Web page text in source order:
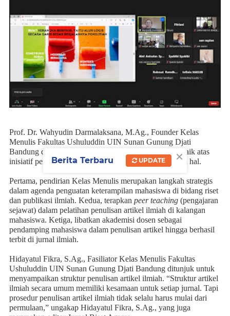
Prof. Dr. Wahyudin Darmalaksana, M.Ag., Founder Kelas
Menulis Fakultas Ushuluddin UIN Sunan Gunung Djati
Bandung diundang sebagai fasilitator. Ia menyambut baik atas
inisiatif pendirian Kelas Menulis dan mengarahkan tiga hal.
Pertama, pendirian Kelas Menulis merupakan langkah strategis
dalam agenda penguatan keterampilan mahasiswa di bidang riset
dan publikasi ilmiah. Kedua, terapkan peer teaching (pengajaran
sejawat) dalam pelatihan penulisan artikel ilmiah di kalangan
mahasiswa. Ketiga, libatkan akademisi dosen sebagai
pendamping mahasiswa dalam penulisan artikel hingga berhasil
terbit di jurnal ilmiah.
Hidayatul Fikra, S.Ag., Fasiliator Kelas Menulis Fakultas
Ushuluddin UIN Sunan Gunung Djati Bandung ditunjuk untuk
menyampaikan struktur penulisan artikel ilmiah. “Struktur artikel
ilmiah secara umum memiliki kesamaan untuk setiap jurnal. Tapi
prosedur penulisan artikel ilmiah tidak selalu harus mulai dari
permulaan,” ungakap Hidayatul Fikra, S.Ag., yang juga
×
Berita Terbaru UPDATE